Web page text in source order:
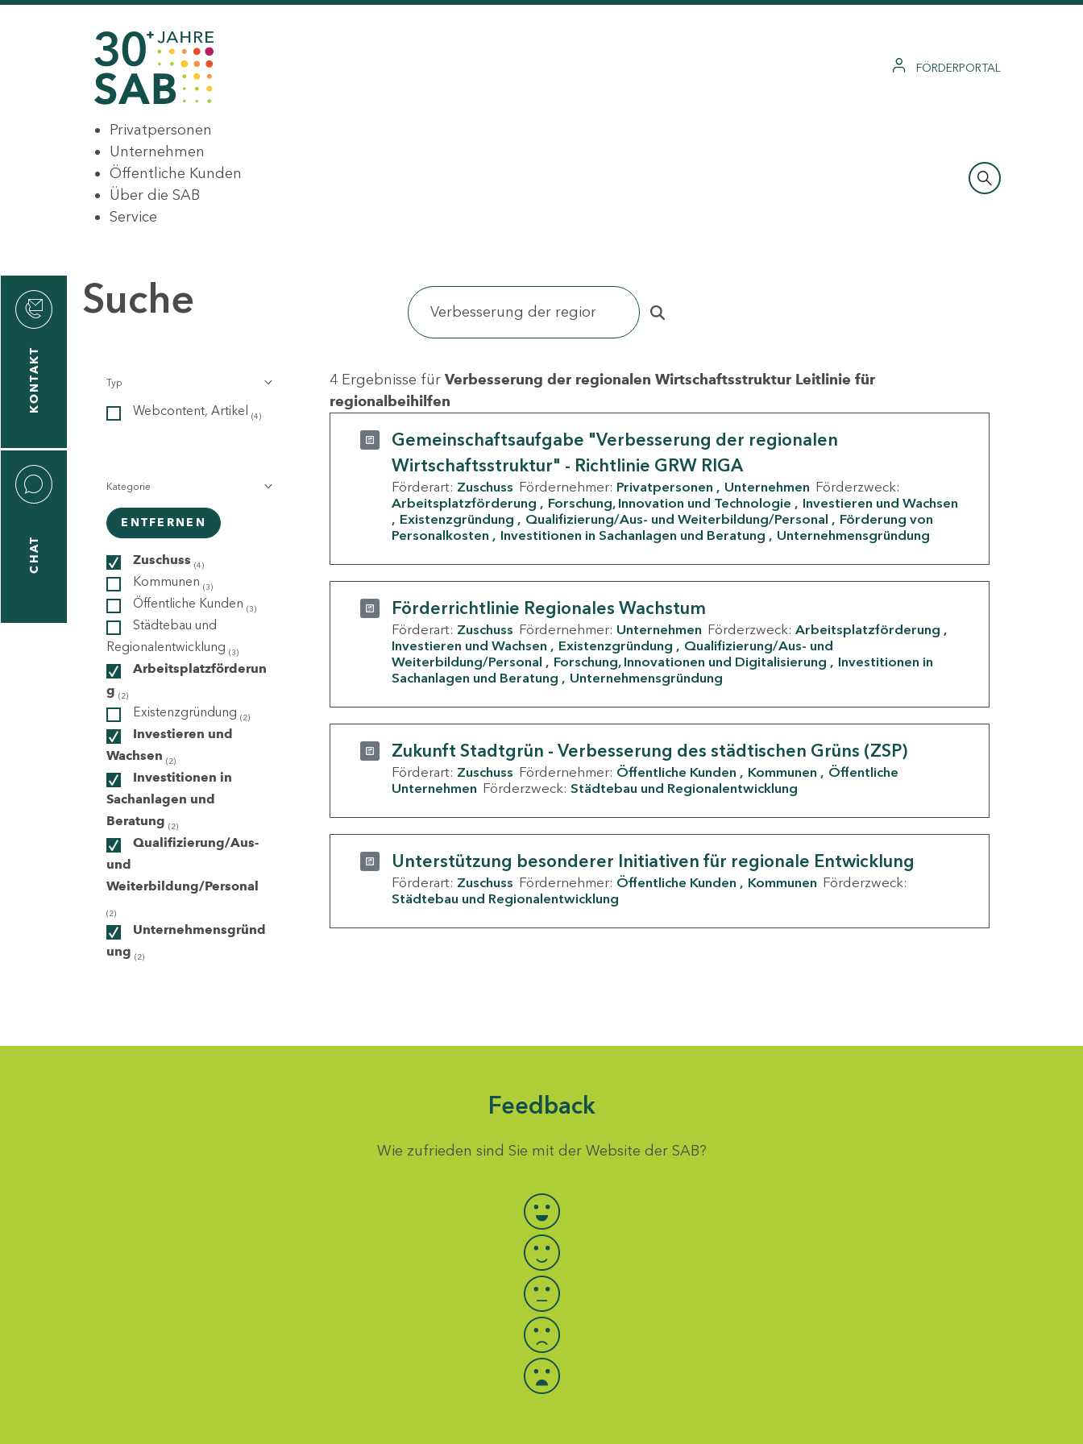
FÖRDERPORTAL
Privatpersonen
Unternehmen
Öffentliche Kunden
Über die SAB
Service
KONTAKT
CHAT
Suche
Typ
Webcontent, Artikel (4)
Kategorie
ENTFERNEN
Zuschuss (4)
Kommunen (3)
Öffentliche Kunden (3)
Städtebau und
Regionalentwicklung (3)
Arbeitsplatzförderun
g (2)
Existenzgründung (2)
Investieren und
Wachsen (2)
Investitionen in
Sachanlagen und
Beratung (2)
Qualifizierung/Aus-
und
Weiterbildung/Personal
(2)
Unternehmensgründ
ung (2)
4 Ergebnisse für Verbesserung der regionalen Wirtschaftsstruktur Leitlinie für
regionalbeihilfen
Gemeinschaftsaufgabe "Verbesserung der regionalen
Wirtschaftsstruktur" - Richtlinie GRW RIGA
Förderart: Zuschuss Fördernehmer: Privatpersonen Unternehmen Förderzweck:
Arbeitsplatzförderung
Forschung, Innovation und Technologie
Investieren und Wachsen
Existenzgründung
Qualifizierung/Aus- und Weiterbildung/Personal
Förderung von
Personalkosten
Investitionen in Sachanlagen und Beratung Unternehmensgründung
Förderrichtlinie Regionales Wachstum
Förderart: Zuschuss Fördernehmer: Unternehmen Förderzweck: Arbeitsplatzförderung
Investieren und Wachsen
Existenzgründung
Qualifizierung/Aus- und
Weiterbildung/Personal
Forschung, Innovationen und Digitalisierung
Investitionen in
Sachanlagen und Beratung
Unternehmensgründung
Zukunft Stadtgrün - Verbesserung des städtischen Grüns (ZSP)
Förderart: Zuschuss Fördernehmer: Öffentliche Kunden Kommunen
Öffentliche
Unternehmen Förderzweck: Städtebau und Regionalentwicklung
Unterstützung besonderer Initiativen für regionale Entwicklung
Förderart: Zuschuss Fördernehmer: Öffentliche Kunden Kommunen Förderzweck:
Städtebau und Regionalentwicklung
Feedback
Wie zufrieden sind Sie mit der Website der SAB?
Bewertung auswählen